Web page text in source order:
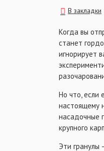
В закладки
Когда вы
станет
игнорирует
Но что, если
настоящему
насадочные
крупного
Эти гранулы